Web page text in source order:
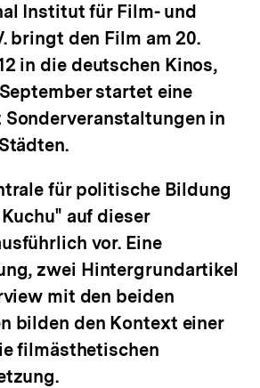
Institut für Film- und
bringt den Film am 20.
in die deutschen Kinos,
startet eine
in
für politische Bildung
auf dieser
vor. Eine
zwei Hintergrundartikel
mit den beiden
bilden den Kontext einer
filmästhetischen